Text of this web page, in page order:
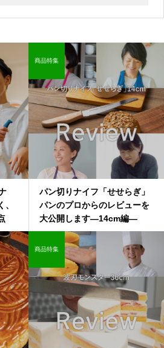
パン切りナイフ「せせらぎ」
パンのプロからのレビューを
大公開します―14cm編—
商品特集
商品特集